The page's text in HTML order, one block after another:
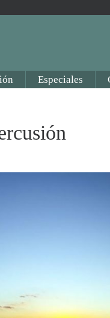
Especiales